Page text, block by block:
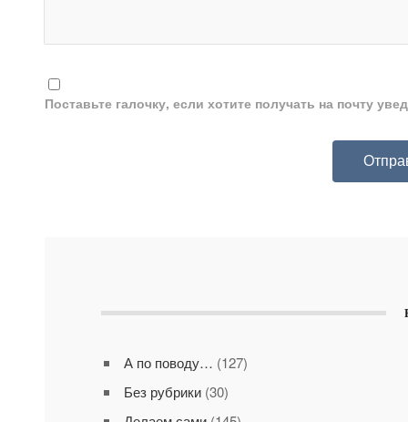
Поставьте галочку, если хотите получать на почту
А по поводу… (127)
Без рубрики(30)